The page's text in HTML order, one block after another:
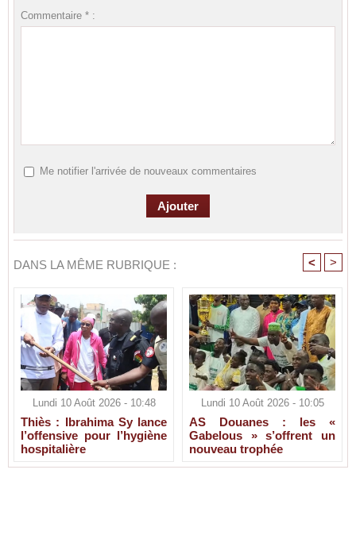
Commentaire * :
Me notifier l'arrivée de nouveaux commentaires
DANS LA MÊME RUBRIQUE : < >
Lundi 10 Août 2026 - 10:48
Thiès : Ibrahima Sy lance
l’offensive pour l’hygiène
hospitalière
Lundi 10 Août 2026 - 10:05
AS Douanes : les «
Gabelous » s’offrent un
nouveau trophée